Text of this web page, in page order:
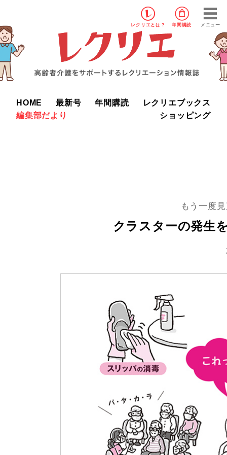
レクリエ とは？ 年間購読 メニュー
HOME 最新号 年間購読
レクリエブックス
編集部だより
ショッピング
もう一度
クラスターの発生